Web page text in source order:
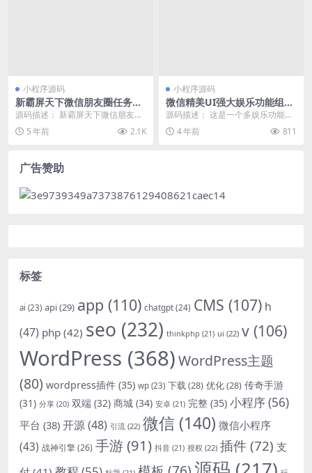
小程序源码
新霸屏天下微信朋友圈任务分
享自动挂机赚钱APP完整版源
码微信朋友圈源码微信宣传源
码
源码描述： 新霸屏天下微信朋友圈
任务分享自动挂机赚钱APP完整版
源码微信朋友圈源...
5 年前 2.1K
小程序源码
微信精美UI强大娱乐功能组合
微信小程序源码 支持流量主设
置
源码描述： 这是一个多娱乐功能的
小程序 具体由以下功能组合: 网易
云在线音乐(在...
4 年前 811
广告赞助
标签
ai (23) api(29) app (110) chatgpt(24) CMS (107) h
(47) php (42) seo (232) thinkphp (21) ui (22) v (106)
WordPress (368)WordPress主题
(80) wordpress插件 (35) wp (23) 下载(28) 优化(28) 传奇手游
(31) 分享 (20) 双端 (32) 商城 (34) 安卓 (21) 完整 (35) 小程序(56)
平台 (38) 开源(48) 引流 (22) 微信 (140) 微信小程序
(43) 战神引擎(26) 手游(91) 抖音 (21) 授权 (22) 插件 (72) 支